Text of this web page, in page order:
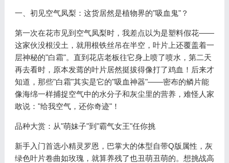
一、初见空气凤梨：这货居然是植物界的"吸血鬼"？
第一次在花市见到空气凤梨时，我差点以为是塑料假花——
这家伙没根没土，就用根铁丝吊在半空，叶片上还覆盖着一
层神秘的"白霜"。直到花店老板往它身上喷了喷水，第二天
再去看时，原本发蔫的叶片居然挺拔得像打了鸡血！后来才
知道，那些"白霜"其实是它的"吸血神器"——密布的鳞片能
像海绵一样捕捉空气中的水分子和灰尘里的营养，难怪人家
敢说："给我空气，还你奇迹"！
品种大赏：从"萌妹子"到"霸气女王"任你挑
新手入门首选小精灵罗恩，巴掌大的体型自带Q版属性，灰
绿色叶片卷曲如玫瑰，就算养残了也丑萌丑萌的。想挑战高